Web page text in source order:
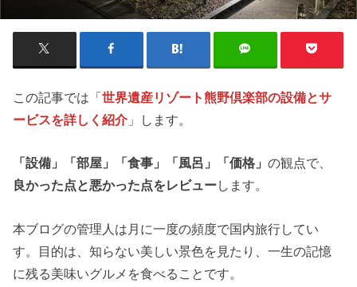
この記事では「世界遺産リゾート熊野倶楽部の設備とサ
ービスを詳しく紹介 」します。
「設備」「部屋」「食事」「風呂」「価格」の観点で、
良かった点と悪かった点をレビューします。
本ブログの管理人は月に一度の頻度で国内旅行してい
す。目的は、知らない美しい景色を見たり、一生の記憶
に残る美味いグルメを食べることです。